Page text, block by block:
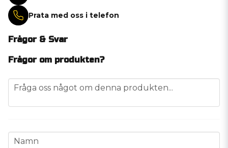
Prata med oss i telefon
Frågor & Svar
Frågor om produkten?
question
Fråga oss något om denna produkten...
name
Namn